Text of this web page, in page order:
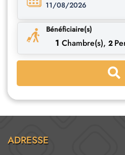
11/08/2026
Bénéficiaire(s)
1 Chambre(s), 2
ADRESSE